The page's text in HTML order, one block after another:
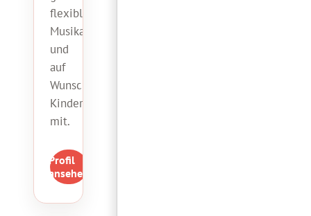
flexible
Musikauswahl
und
auf
Wunsch
Kinderanimation
mit.
Profil
ansehen